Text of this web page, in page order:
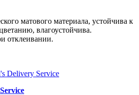
матового материала, устойчива к
влагоустойчива.
отклеивании.